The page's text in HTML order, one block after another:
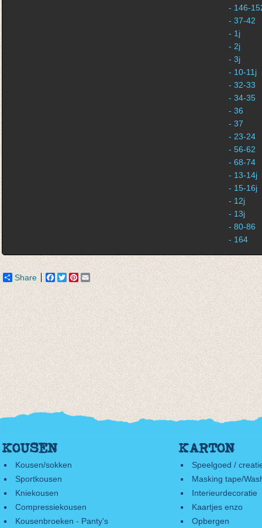
- 146-
- 37-42
- 1j
- 2j
- 3j
- 10-11j
- 32-33
- 34-35
- 36
- 37
- 23-24
- 56-62
- 68-74
- 13-14j
- 15-16j
- 12j
- 13j
- 80-86
- 164
Share Facebook
TwitterPinterest
KOUSEN
Kousen/sokken
Sportkousen
Kniekousen
Compressiekousen
Kousenbroeken - Panty's
KARTON
Speelgoed /
Masking tape/
Interieurdecoratie
Kaartjes enzo
Opbergen